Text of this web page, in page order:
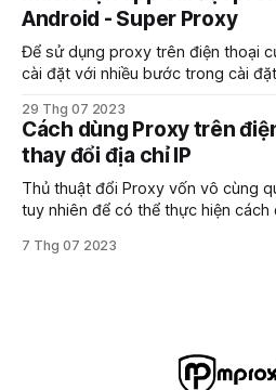
Android - Super Proxy
Để sử dụng proxy trên điện thoại
cài đặt với nhiều bước trong cài
với hệ điều hành android dễ dàng
29 Thg 07 2023
Cách dùng Proxy trên
thay đổi địa chỉ IP
Thủ thuật đổi Proxy vốn vô cùng
tuy nhiên để có thể thực hiện
7 Thg 07 2023